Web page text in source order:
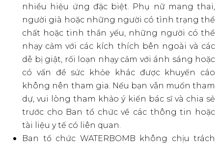
chức WATERBOMB không chịu trách nhiệm
cho bất kỳ mất mát, trộm cắp hoặc tai nạn nào
xảy ra do sự bất cẩn của cá nhân.
Cấm mang vào khu vực sự kiện các vật dụng
gây nguy hiểm hoặc trở ngại cho sự kiện và
các khách hàng tham dự sự kiện như: laser,
pháo hoa, chai, lon, dao, v.v.
Cấm mang vào khu vực sự kiện các loại đồ ăn,
nước uống. Ngoại trừ nước đóng chai.
Chỉ được phép hút thuốc tại khu vực hút thuốc
được chỉ định.